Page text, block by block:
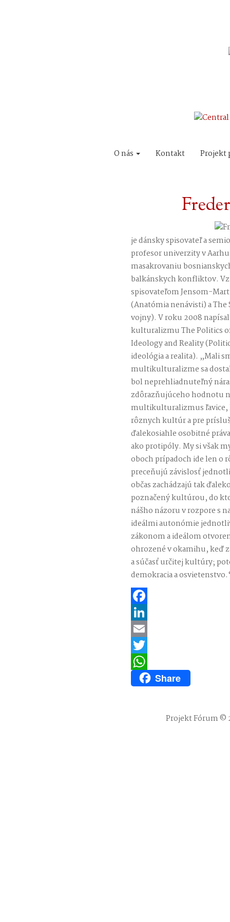
O nás Kontakt Projekt
je dánsky spisovateľ a
profesor univerzity v
masakrovaniu
balkánskych konfliktov.
spisovateľom Jensom-
(Anatómia nenávisti) a The
vojny). V roku 2008
kulturalizmu The Politics
Ideology and Reality
ideológia a realita). „Mali
multikulturalizme sa
bol neprehliadnuteľný
zdôrazňujúceho hodnotu
multikulturalizmus ľavice,
rôznych kultúr a pre
ďalekosiahle osobitné
ako protipóly. My si však
oboch prípadoch ide len o
preceňujú závislosť
občas zachádzajú tak
poznačený kultúrou, do
nášho názoru v rozpore s
ideálmi autonómie
zákonom a ideálom
ohrozené v okamihu, keď
a súčasť určitej kultúry;
demokracia a
Facebook
LinkedIn
Email
Twitter
WhatsAppShare
Projekt Fórum ©